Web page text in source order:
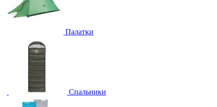
Палатки
Спальники